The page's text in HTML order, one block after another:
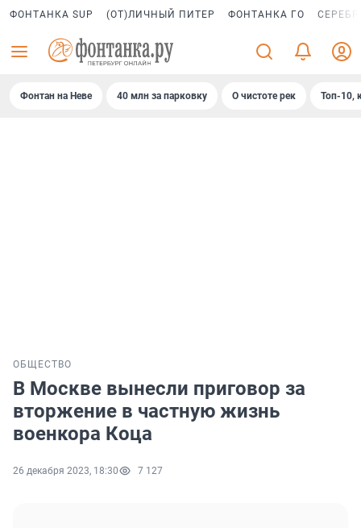
ФОНТАНКА SUP (ОТ)ЛИЧНЫЙ ПИТЕР ФОНТАНКА ГО
Фонтан на Неве 40 млн за парковку О чистоте рек Топ-10,
ОБЩЕСТВО
В Москве вынесли приговор за
вторжение в частную жизнь
военкора Коца
26 декабря 2023, 18:30 7 127